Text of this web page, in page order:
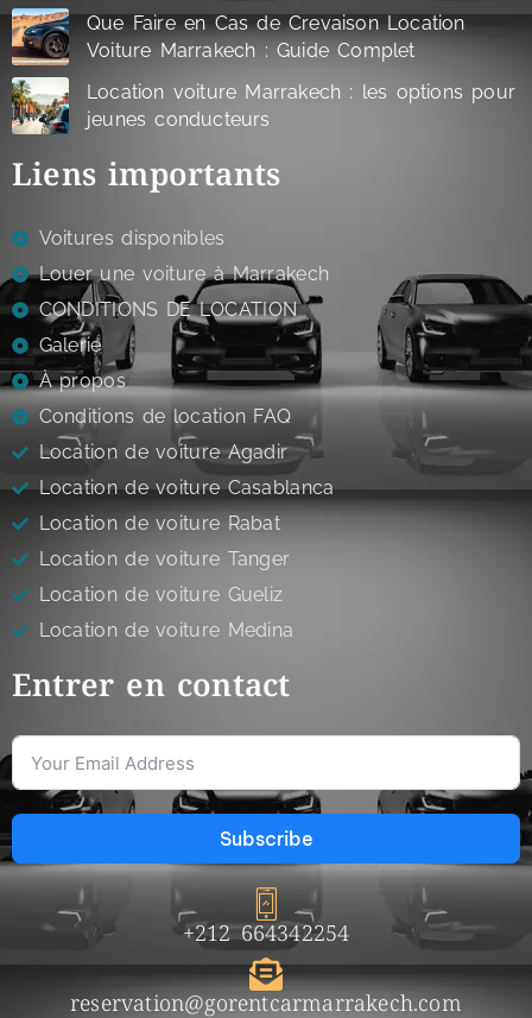
Que Faire en Cas de Crevaison Location
Voiture Marrakech : Guide Complet
Location voiture Marrakech : les options pour
jeunes conducteurs
Liens importants
Voitures disponibles
Louer une voiture à Marrakech
CONDITIONS DE LOCATION
Galerie
À propos
Conditions de location FAQ
Location de voiture Agadir
Location de voiture Casablanca
Location de voiture Rabat
Location de voiture Tanger
Location de voiture Gueliz
Location de voiture Medina
Entrer en contact
Subscribe
+212 664342254
reservation@gorentcarmarrakech.com